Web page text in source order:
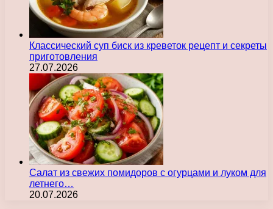
Классический суп биск из креветок рецепт и секреты
приготовления
27.07.2026
Салат из свежих помидоров с огурцами и луком для
летнего…
20.07.2026